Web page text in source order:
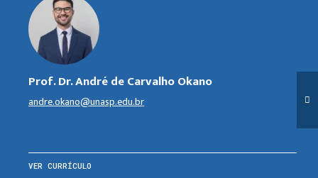
Prof. Dr. André de Carvalho Okano
andre.okano@unasp.edu.br
VER CURRÍCULO